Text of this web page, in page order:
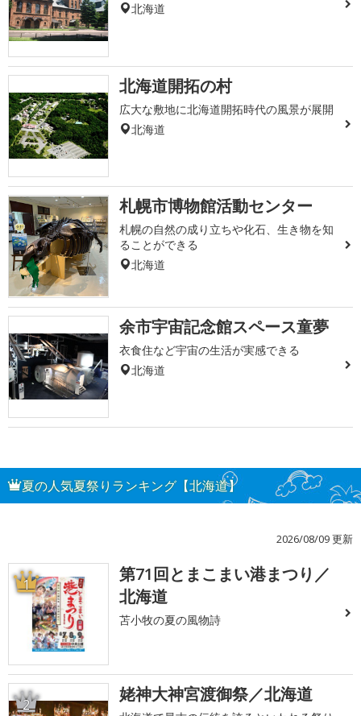
北海道
北海道開拓の村
広大な敷地に北海道開拓時代の風景が展開
北海道
札幌市博物館活動センター
札幌の自然の成り立ちや化石、生き物を知
ることができる
北海道
余市宇宙記念館スペース童夢
衣食住など宇宙の生活が実感できる
北海道
夏の人気夏祭りランキング【北海道】
2026/08/09 更新
1
第71回とまこまい港まつり／
北海道
苫小牧の夏の風物詩
2 姥神大神宮渡御祭／北海道